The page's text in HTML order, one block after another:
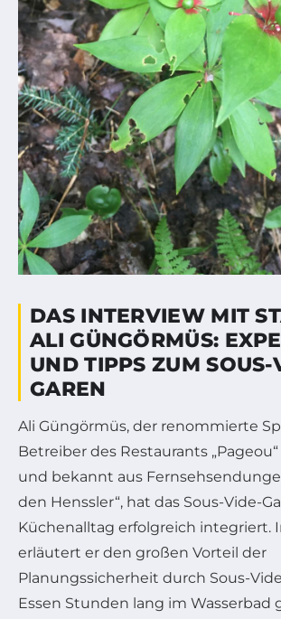
DAS INTERVIEW MIT
ALI GÜNGÖRMÜS:
UND TIPPS ZUM SOUS-
GAREN
Ali Güngörmüs, der renommierte
Betreiber des Restaurants
und bekannt aus
den Henssler“, hat das Sous-Vide-
Küchenalltag erfolgreich integriert.
erläutert er den großen Vorteil der
Planungssicherheit durch Sous-
Essen Stunden lang im Wasserbad